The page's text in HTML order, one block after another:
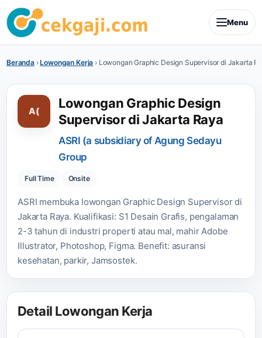
Menu
Beranda›Lowongan Kerja › Lowongan Graphic Design Supervisor di Jakarta
A(
Lowongan Graphic Design
Supervisor di Jakarta Raya
ASRI (a subsidiary of Agung Sedayu
Group
Full Time Onsite
ASRI membuka lowongan Graphic Design Supervisor di
Jakarta Raya. Kualifikasi: S1 Desain Grafis, pengalaman
2-3 tahun di industri properti atau mal, mahir Adobe
Illustrator, Photoshop, Figma. Benefit: asuransi
kesehatan, parkir, Jamsostek.
Detail Lowongan Kerja